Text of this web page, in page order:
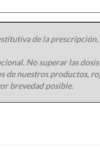
una valiosa ayuda
Ampliamente
saponinas,
de la
No superar las
nuestros productos,
brevedad posible.